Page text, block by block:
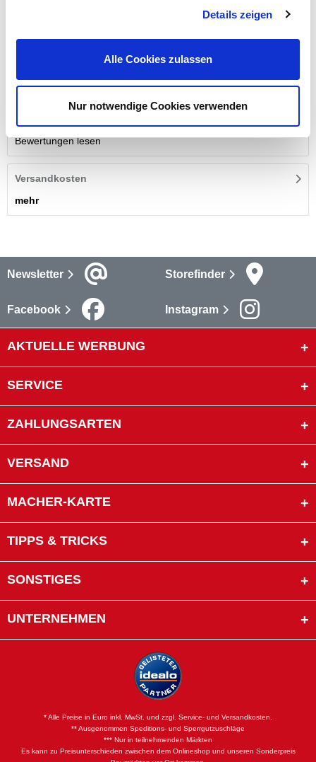
Details zeigen
Alle Cookies zulassen
Nur notwendige Cookies verwenden
direkt auf deinen Balkon oder in deinen Garten.
Bewertungen
Bewertungen lesen
Versandkosten
mehr
Newsletter Storefinder
Facebook Instagram
AKTUELLE WERBUNG
SERVICE
ZAHLUNGSARTEN
VERSAND
MACHER-KARTE
TIPPS & TRICKS
SONSTIGES
UNTERNEHMEN
* Alle Preise in Euro inkl. MwSt. und zzgl. Service- und Versandkosten.
** Ausgenommen Speditions- und Sperrgutzuschläge
*** Nur in teilnehmenden Märkten
Es kann zu Preisunterschieden zwischen dem Onlineshop und unseren Sonderpreis